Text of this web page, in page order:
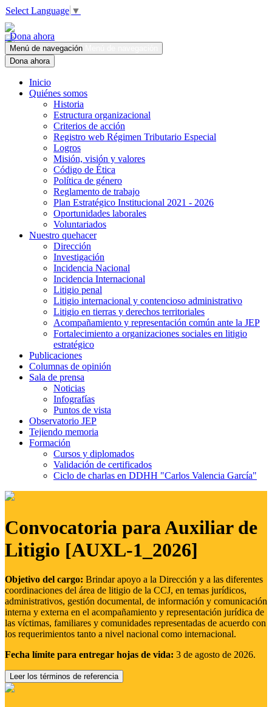
Select Language ▼
Dona ahora
Menú de navegación
Dona ahora
Inicio
Quiénes somos
Historia
Estructura organizacional
Criterios de acción
Registro web Régimen Tributario Especial
Logros
Misión, visión y valores
Código de Ética
Política de género
Reglamento de trabajo
Plan Estratégico Institucional 2021 - 2026
Oportunidades laborales
Voluntariados
Nuestro quehacer
Dirección
Investigación
Incidencia Nacional
Incidencia Internacional
Litigio penal
Litigio internacional y contencioso administrativo
Litigio en tierras y derechos territoriales
Acompañamiento y representación común ante la JEP
Fortalecimiento a organizaciones sociales en litigio
estratégico
Publicaciones
Columnas de opinión
Sala de prensa
Noticias
Infografías
Puntos de vista
Observatorio JEP
Tejiendo memoria
Formación
Cursos y diplomados
Validación de certificados
Ciclo de charlas en DDHH "Carlos Valencia García"
Convocatoria para Auxiliar de
Litigio [AUXL-1_2026]
Objetivo del cargo: Brindar apoyo a la Dirección y a las diferentes
coordinaciones del área de litigio de la CCJ, en temas jurídicos,
administrativos, gestión documental, de información y comunicación
interna y externa en el acompañamiento y representación jurídica de
las víctimas, familiares y comunidades representadas de acuerdo con
los requerimientos tanto a nivel nacional como internacional.
Fecha límite para entregar hojas de vida: 3 de agosto de 2026.
Leer los términos de referencia